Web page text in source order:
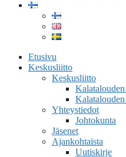
Etusivu
Keskusliitto
Keskusliitto
Yhteystiedot
Johtokunta
Jäsenet
Ajankohtaista
Uutiskirje